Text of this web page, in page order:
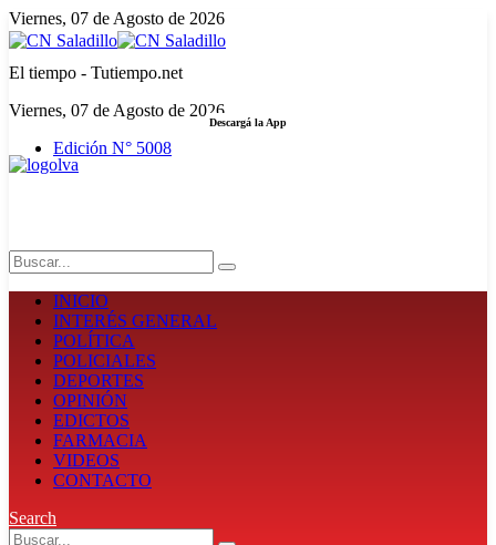
Viernes, 07 de Agosto de 2026
El tiempo - Tutiempo.net
Viernes, 07 de Agosto de 2026
Edición N° 5008
Descargá la App
INICIO
INTERÉS GENERAL
POLÍTICA
POLICIALES
DEPORTES
OPINIÓN
EDICTOS
FARMACIA
VIDEOS
CONTACTO
Search